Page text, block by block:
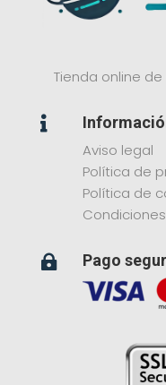
Tienda online

Aviso legal
Política de
Política de
 Pago